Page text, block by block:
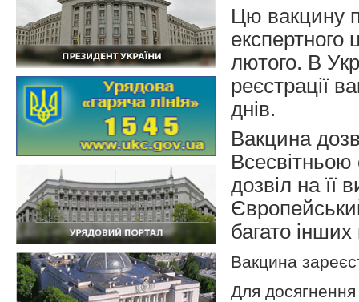
Цю вакцину
експертного
лютого. В
реєстрації
днів.
Вакцина
Всесвітньою
дозвіл на
багато інших
Вакцина
Для досягнення